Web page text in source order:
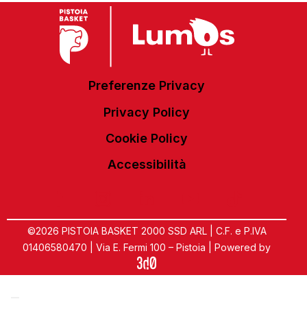
Preferenze Privacy
Privacy Policy
Cookie Policy
Accessibilità
©2026 PISTOIA BASKET 2000 SSD ARL | C.F. e P.IVA
01406580470 | Via E. Fermi 100 – Pistoia | Powered by